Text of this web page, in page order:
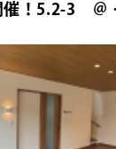
催！5.2-3 ＠